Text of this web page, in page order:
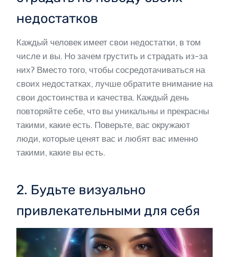
недостатков
Каждый человек имеет свои недостатки, в том
числе и вы. Но зачем грустить и страдать из-за
них? Вместо того, чтобы сосредотачиваться на
своих недостатках, лучше обратите внимание на
свои достоинства и качества. Каждый день
повторяйте себе, что вы уникальны и прекрасны
такими, какие есть. Поверьте, вас окружают
люди, которые ценят вас и любят вас именно
такими, какие вы есть.
2. Будьте визуально
привлекательными для себя